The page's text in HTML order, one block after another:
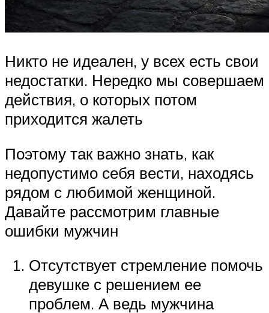
Никто не идеален, у всех есть свои
недостатки. Нередко мы совершаем
действия, о которых потом
приходится жалеть
Поэтому так важно знать, как
недопустимо себя вести, находясь
рядом с любимой женщиной.
Давайте рассмотрим главные
ошибки мужчин
Отсутствует стремление помочь
девушке с решением ее
проблем. А ведь мужчина